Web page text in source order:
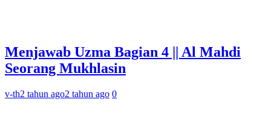
Menjawab Uzma Bagian 4 || Al Mahdi
Seorang Mukhlasin
v-th2 tahun ago2 tahun ago 0